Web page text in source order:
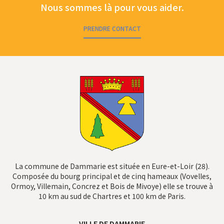
Nous sommes là pour vous aider.
PRENDRE CONTACT
La commune de Dammarie est située en Eure-et-Loir (28).
Composée du bourg principal et de cinq hameaux (Vovelles,
Ormoy, Villemain, Concrez et Bois de Mivoye) elle se trouve à
10 km au sud de Chartres et 100 km de Paris.